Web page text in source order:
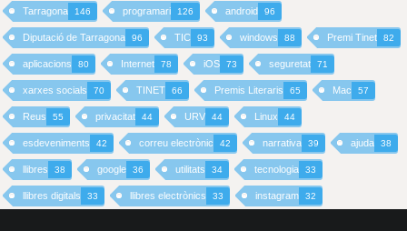
Tarragona 146 programari 126 android 96
Diputació de Tarragona 96 TIC 93 windows 88 Premi Tinet 82
aplicacions 80 Internet 78 iOS 73 seguretat 71
xarxes socials 70 TINET 66 Premis Literaris 65 Mac 57
Reus 55 privacitat 44 URV 44 Linux 44
esdeveniments 42 correu electrònic 42 narrativa 39 ajuda 38
llibres 38 google 36 utilitats 34 tecnologia 33
llibres digitals 33 llibres electrònics 33 instagram 32